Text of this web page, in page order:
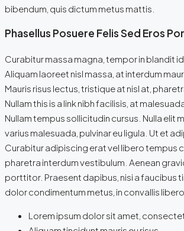
bibendum, quis dictum metus mattis.
Phasellus Posuere Felis Sed Eros
Curabitur massa magna, tempor in blandit
Aliquam laoreet nisl massa, at interdum
Mauris risus lectus, tristique at nisl at,
Nullam this is a link nibh facilisis, at
Nullam tempus sollicitudin cursus. Nulla elit
varius malesuada, pulvinar eu ligula. Ut et
Curabitur adipiscing erat vel libero tempus
pharetra interdum vestibulum. Aenean
porttitor. Praesent dapibus, nisi a faucibus
dolor condimentum metus, in convallis libero
Lorem ipsum dolor sit amet,